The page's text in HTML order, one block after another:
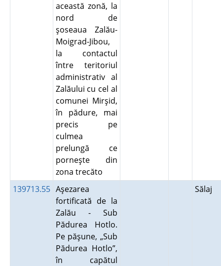
această zonă, la
nord de
şoseaua Zalău-
Moigrad-Jibou,
la contactul
între teritoriul
administrativ al
Zalăului cu cel al
comunei Mirşid,
în pădure, mai
precis pe
culmea
prelungă ce
porneşte din
zona trecăto
139713.55 Aşezarea
fortificată de la
Zalău - Sub
Pădurea Hotlo.
Pe păşune, „Sub
Pădurea Hotlo”,
în capătul
Sălaj